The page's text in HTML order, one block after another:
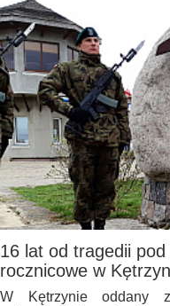
16 lat od tragedii
rocznicowe w
W Kętrzynie oddany